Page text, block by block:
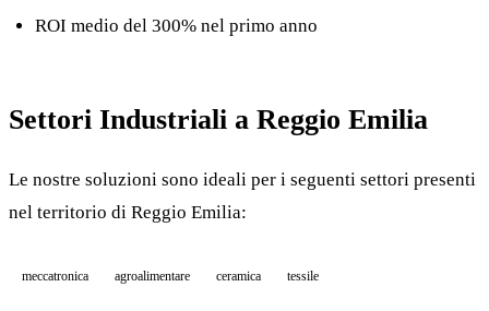
ROI medio del 300% nel primo anno
Settori Industriali a Reggio Emilia
Le nostre soluzioni sono ideali per i seguenti settori presenti
nel territorio di Reggio Emilia:
meccatronica agroalimentare ceramica tessile